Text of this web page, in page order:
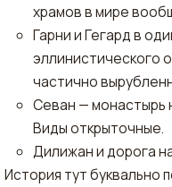
храмов в мире
Гарни и Гегард в
эллинистического
частично
Севан — монастырь
Виды открыточные.
Дилижан и дорога
История тут буквально